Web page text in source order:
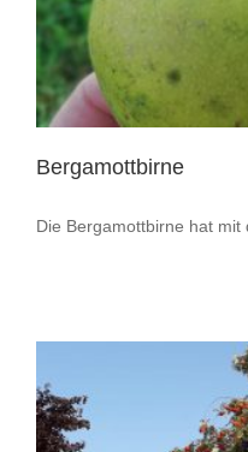
Bergamottbirne
Die Bergamottbirne hat mit